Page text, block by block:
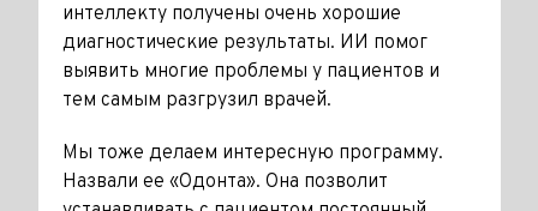
интеллекту получены очень хорошие
диагностические резуль­таты. ИИ помог
выявить многие проблемы у пациентов и
тем самым разгрузил врачей.
Мы тоже делаем интересную про­грамму.
Назвали ее «Одонта». Она позволит